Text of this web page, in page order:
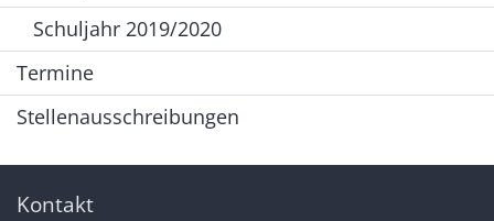
Schuljahr 2019/2020
Termine
Stellenausschreibungen
Kontakt